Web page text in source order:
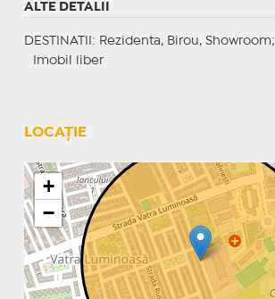
ALTE DETALII
DESTINATII : Rezidenta, Birou, Showroom;
Imobil liber
LOCAȚIE
+
−